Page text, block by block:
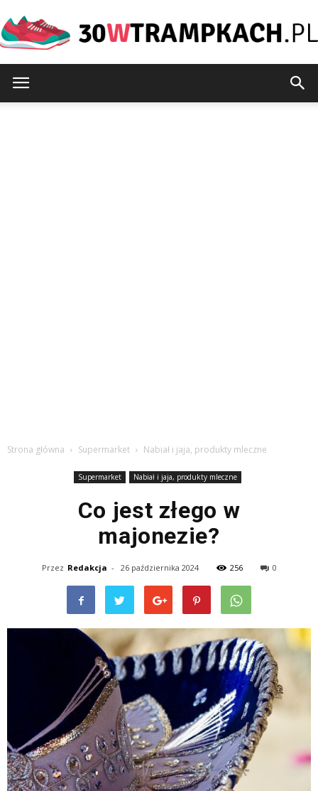
Strona główna Supermarket Nabiał i jaja, produkty mleczne
Supermarket Nabiał i jaja, produkty mleczne
Co jest złego w
majonezie?
Przez Redakcja - 26 października 2024 256 0